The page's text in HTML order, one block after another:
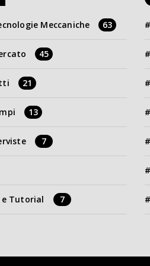
Meccaniche 63
45
21
13
7
Tutorial 7